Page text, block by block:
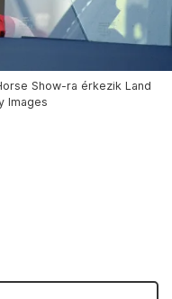
Show-ra érkezik Land
Images